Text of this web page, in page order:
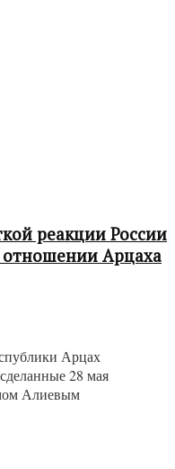
реакции России
отношении Арцаха
Арцах
28 мая
Алиевым